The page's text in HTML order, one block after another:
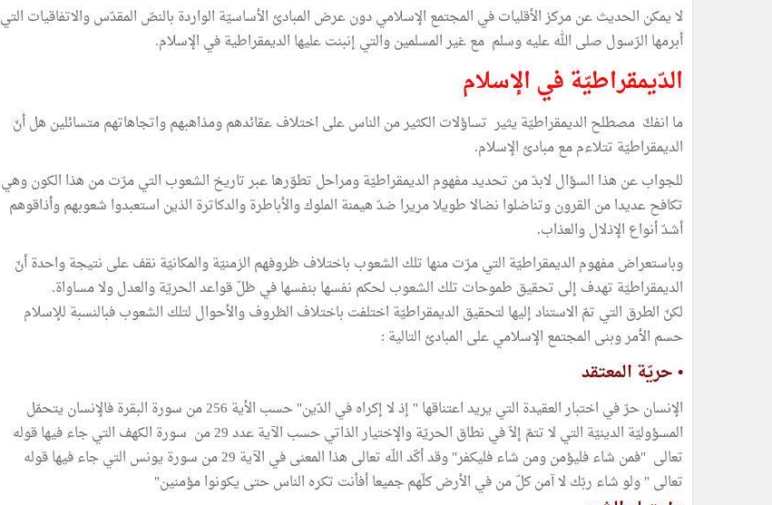
لا يمكن الحديث عن مركز الأقليات في المجتمع الإسلامي دون عرض المبادئ الأساسيّة الواردة بالنصّ المقدّس والاتفاقيات التي
أبرمها الرّسول صلى الله عليه وسلم مع غير المسلمين والتي إنبنت عليها الديمقراطية في الإسلام.
الدّيمقراطيّة في الإسلام
ما انفكّ مصطلح الديمقراطيّة يثير تساؤلات الكثير من الناس على اختلاف عقائدهم ومذاهبهم واتجاهاتهم متسائلين هل أنّ
الديمقراطيّة تتلاءم مع مبادئ الإسلام.
للجواب عن هذا السؤال لابدّ من تحديد مفهوم الديمقراطيّة ومراحل تطوّرها عبر تاريخ الشعوب التي مرّت من هذا الكون وهي
تكافح عديدا من القرون وتناضلوا نضالا طويلا مريرا ضدّ هيمنة الملوك والأباطرة والدكاترة الذين استعبدوا شعوبهم وأذاقوهم
أشدّ أنواع الإذلال والعذاب.
وباستعراض مفهوم الديمقراطيّة التي مرّت منها تلك الشعوب باختلاف ظروفهم الزمنيّة والمكانيّة نقف على نتيجة واحدة أنّ
الديمقراطيّة تهدف إلى تحقيق طموحات تلك الشعوب لحكم نفسها بنفسها في ظلّ قواعد الحريّة والعدل ولا مساواة.
لكنّ الطرق التي تمّ الاستناد إليها لتحقيق الديمقراطيّة اختلفت باختلاف الظروف والأحوال لتلك الشعوب فبالنسبة للإسلام
حسم الأمر وبنى المجتمع الإسلامي على المبادئ التالية :
• حريّة المعتقد
الإنسان حرّ في اختبار العقيدة التي يريد اعتناقها " إذ لا إكراه في الدّين" حسب الأية 256 من سورة البقرة فالإنسان يتحمّل
المسؤوليّة الدينيّة التي لا تتمّ إلاّ في نطاق الحريّة والإختيار الذاتي حسب الآية عدد 29 من سورة الكهف التي جاء فيها قوله
تعالى "فمن شاء فليؤمن ومن شاء فليكفر" وقد أكّد اللّه تعالى هذا المعنى في الآية 29 من سورة يونس التي جاء فيها قوله
تعالى " ولو شاء ربّك لا آمن كلّ من في الأرض كلّهم جميعا أفأنت تكره الناس حتى يكونوا مؤمنين"